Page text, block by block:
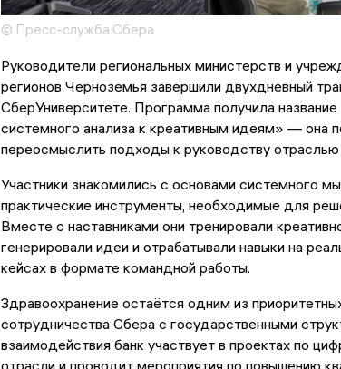
© Пресс-служба Сбера
Руководители региональных министерств и
регионов Черноземья завершили двухдневный
СберУниверситете. Программа получила
системного анализа к креативным идеям» — она
переосмыслить подходы к руководству
Участники знакомились с основами системного
практические инструменты, необходимые для
Вместе с наставниками они тренировали
генерировали идеи и отрабатывали навыки на
кейсах в формате командной работы.
Здравоохранение остаётся одним из
сотрудничества Сбера с государственными
взаимодействия банк участвует в проектах по